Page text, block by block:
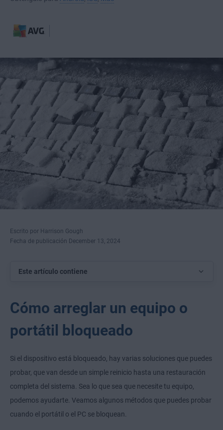
Escrito por Harrison Gough
Fecha de publicación December 13, 2024
Este artículo contiene
Cómo arreglar un equipo o
portátil bloqueado
Si el dispositivo está bloqueado, hay varias soluciones que puedes
probar, que van desde un simple reinicio hasta una restauración
completa del sistema. Sea lo que sea que necesite tu equipo,
podemos ayudarte. Veamos algunos métodos que puedes probar
cuando el portátil o el PC se bloquean.